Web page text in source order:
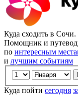
Куда сходить в
Помощник и
по интересным
и лучшим событиям
Куда пойти сегодня